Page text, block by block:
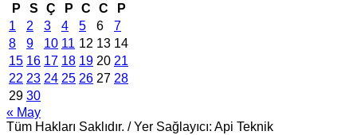
P
S Ç P C C
P
1
2 3 4 5 6
7
8
9 10 11 12 13 14
15 16 17 18 19 20 21
22 23 24 25 26 27 28
29 30
« May
Tüm Hakları Saklıdır. / Yer Sağlayıcı: Api Teknik